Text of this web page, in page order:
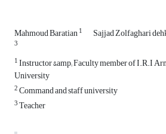
Mahmoud Baratian1 Sajjad Zolfaghari
3
1Instructor &amp; Faculty member of I.R.I
University
2Command and staff university
3Teacher